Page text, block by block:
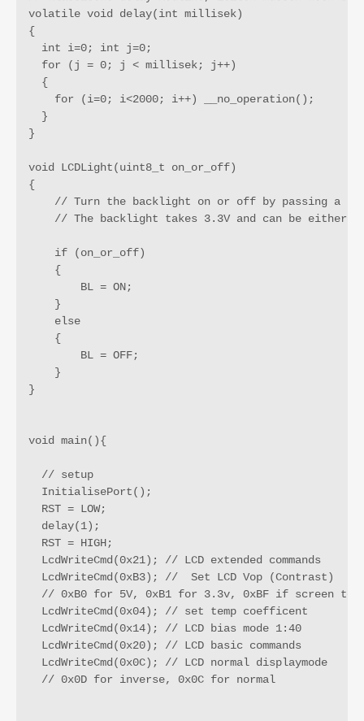
volatile void delay(int millisek)
{
  int i=0; int j=0;
  for (j = 0; j < millisek; j++)
  {
    for (i=0; i<2000; i++) __no_operation();
  }
}
void LCDLight(uint8_t on_or_off)
{
// Turn the backlight on or off by passing a
// The backlight takes 3.3V and can be either
    if (on_or_off)
    {
        BL = ON;
    }
    else
    {
        BL = OFF;
    }
}
void main(){
  // setup
  InitialisePort();
  RST = LOW;
  delay(1);
  RST = HIGH;
  LcdWriteCmd(0x21); // LCD extended commands
  LcdWriteCmd(0xB3); //  Set LCD Vop (Contrast)
// 0xB0 for 5V, 0xB1 for 3.3v, 0xBF if screen too
  LcdWriteCmd(0x04); // set temp coefficent
  LcdWriteCmd(0x14); // LCD bias mode 1:40
  LcdWriteCmd(0x20); // LCD basic commands
  LcdWriteCmd(0x0C); // LCD normal displaymode
  // 0x0D for inverse, 0x0C for normal